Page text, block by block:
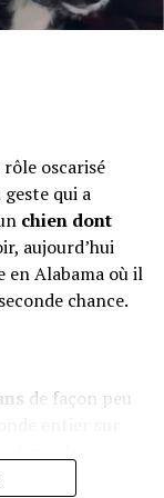
« animal de
avec lui est
mode de
la mode
aujourd’hui
oscarisé
qui a
chien dont
aujourd’hui
en Alabama où il
chance.
de façon peu
canapé,